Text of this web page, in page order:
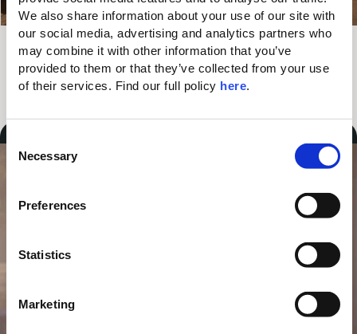
We also share information about your use of our site with
our social media, advertising and analytics partners who
may combine it with other information that you’ve
provided to them or that they’ve collected from your use
of their services. Find our full policy here.
Necessary
Preferences
Statistics
Marketing
Valid Until
fin de la saison
GRATUIT